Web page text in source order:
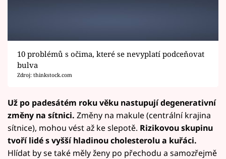
10 problémů s očima, které se nevyplatí podceňovat
bulva
Zdroj: thinkstock.com
Už po padesátém roku věku nastupují degenerativní
změny na sítnici. Změny na makule (centrální krajina
sítnice), mohou vést až ke slepotě. Rizikovou skupinu
tvoří lidé s vyšší hladinou cholesterolu a kuřáci.
Hlídat by se také měly ženy po přechodu a samozřejmě